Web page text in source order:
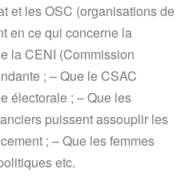
et les OSC (organisations de
en ce qui concerne la
la CENI (Commission
; – Que le CSAC
électorale ; – Que les
puissent assouplir les
; – Que les femmes
etc.